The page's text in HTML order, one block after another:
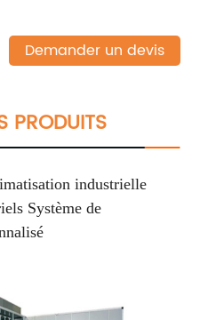
Demander un devis
PRODUITS
industrielle
Système de